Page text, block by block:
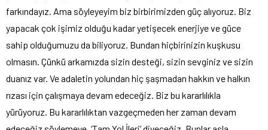
farkındayız. Ama söyleyeyim biz birbirimizden güç alıyoruz. Biz
yapacak çok işimiz olduğu kadar yetişecek enerjiye ve güce
sahip olduğumuzu da biliyoruz. Bundan hiçbirinizin kuşkusu
olmasın. Çünkü arkamızda sizin desteği, sizin sevginiz ve sizin
duanız var. Ve adaletin yolundan hiç şaşmadan hakkın ve halkın
rızası için çalışmaya devam edeceğiz. Biz bu kararlılıkla
yürüyoruz. Bu kararlılıktan vazgeçmeden her zaman devam